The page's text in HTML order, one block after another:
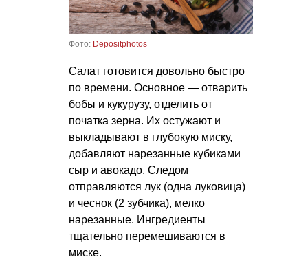
Фото: Depositphotos
Салат готовится довольно быстро
по времени. Основное — отварить
бобы и кукурузу, отделить от
початка зерна. Их остужают и
выкладывают в глубокую миску,
добавляют нарезанные кубиками
сыр и авокадо. Следом
отправляются лук (одна луковица)
и чеснок (2 зубчика), мелко
нарезанные. Ингредиенты
тщательно перемешиваются в
миске.